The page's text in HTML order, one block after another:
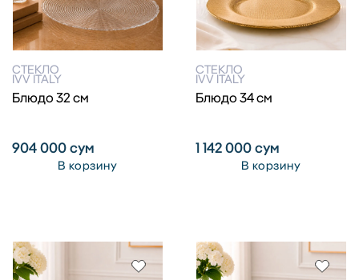
СТЕКЛО
IVV ITALY
Блюдо 32 см
904 000сум
В корзину
СТЕКЛО
IVV ITALY
Блюдо 34 см
1 142 000сум
В корзину